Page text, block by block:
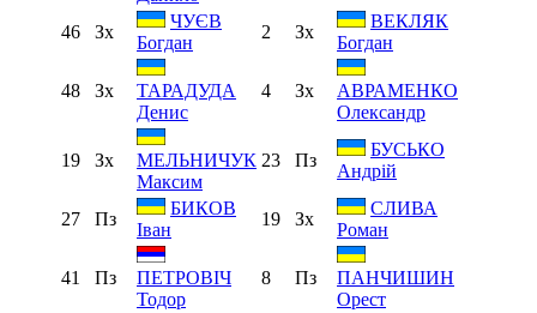
46 Зх
ЧУЄВ
Богдан
2 Зх
ВЕКЛЯК
Богдан
48 Зх
ТАРАДУДА
Денис
4 Зх
АВРАМЕНКО
Олександр
19 Зх
МЕЛЬНИЧУК
Максим
23 Пз
БУСЬКО
Андрій
27 Пз
БИКОВ
Іван
19 Зх
СЛИВА
Роман
41 Пз
ПЕТРОВІЧ
Тодор
8 Пз
ПАНЧИШИН
Орест